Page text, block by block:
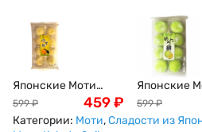
Японские Моти
Дайфуку с Юдзу
Kubota Seika 8шт
599 ₽ 459₽
Японские
Дайфуку
(японская
599 ₽
Категории: Моти,Сладости из